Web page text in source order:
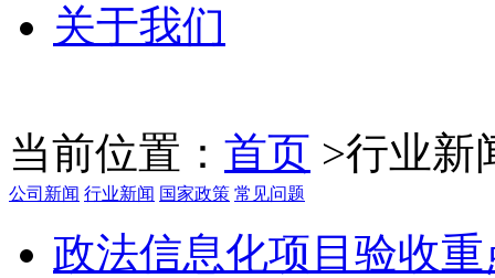
关于我们
当前位置： 首页 >行业新
公司新闻 行业新闻 国家政策 常见问题
政法信息化项目验收